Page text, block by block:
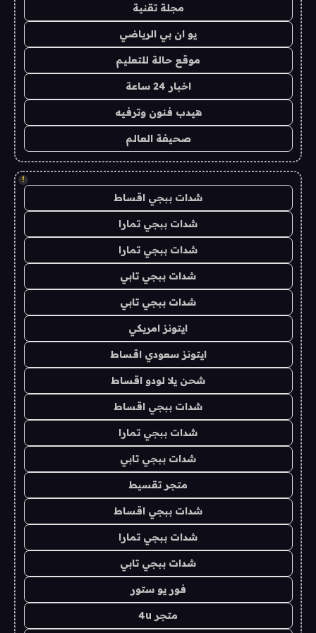
مجلة تقنية
يو ان بي الرياضي
موقع حالة للتعليم
اخبار 24 ساعة
هيدب فنون وترفيه
صحيفة العالم
!
شدات ببجي اقساط
شدات ببجي تمارا
شدات ببجي تمارا
شدات ببجي تابي
شدات ببجي تابي
ايتونز امريكي
ايتونز سعودي اقساط
شحن يلا لودو اقساط
شدات ببجي اقساط
شدات ببجي تمارا
شدات ببجي تابي
متجر تقسيط
شدات ببجي اقساط
شدات ببجي تمارا
شدات ببجي تابي
فور يو ستور
متجر 4u